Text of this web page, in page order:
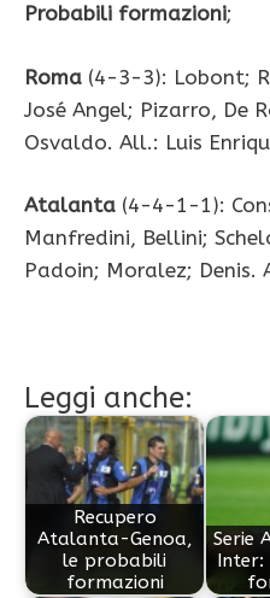
Probabili formazioni;
Roma (4-3-3): Lobont;
José Angel; Pizarro, De
Osvaldo. All.: Luis
Atalanta (4-4-1-1):
Manfredini, Bellini;
Padoin; Moralez; Denis.
Leggi anche:
Recupero
Atalanta-Genoa,
le probabili
formazioni
Serie